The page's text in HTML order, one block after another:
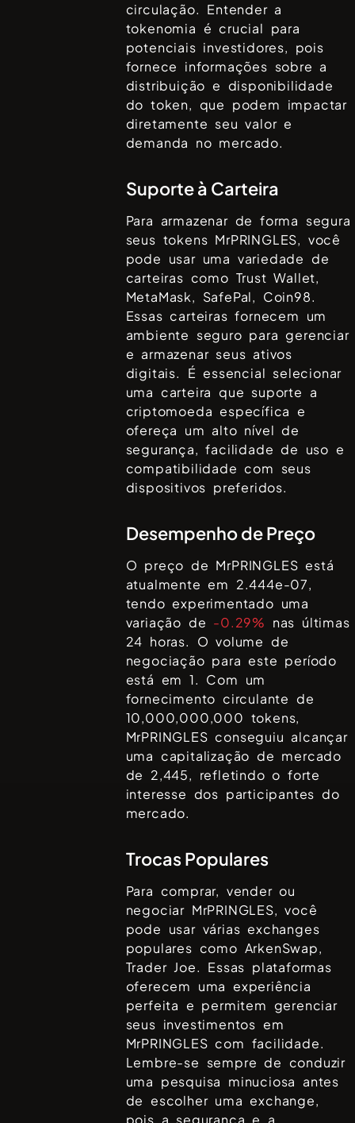
circulação. Entender a
tokenomia é crucial para
potenciais investidores, pois
fornece informações sobre a
distribuição e disponibilidade
do token, que podem impactar
diretamente seu valor e
demanda no mercado.
Suporte à Carteira
Para armazenar de forma segura
seus tokens MrPRINGLES, você
pode usar uma variedade de
carteiras como Trust Wallet,
MetaMask, SafePal, Coin98.
Essas carteiras fornecem um
ambiente seguro para gerenciar
e armazenar seus ativos
digitais. É essencial selecionar
uma carteira que suporte a
criptomoeda específica e
ofereça um alto nível de
segurança, facilidade de uso e
compatibilidade com seus
dispositivos preferidos.
Desempenho de Preço
O preço de MrPRINGLES está
atualmente em 2.444e-07,
tendo experimentado uma
variação de -0.29% nas últimas
24 horas. O volume de
negociação para este período
está em1. Com um
fornecimento circulante de
10,000,000,000 tokens,
MrPRINGLES conseguiu alcançar
uma capitalização de mercado
de 2,445, refletindo o forte
interesse dos participantes do
mercado.
Trocas Populares
Para comprar, vender ou
negociar MrPRINGLES, você
pode usar várias exchanges
populares como ArkenSwap,
Trader Joe. Essas plataformas
oferecem uma experiência
perfeita e permitem gerenciar
seus investimentos em
MrPRINGLES com facilidade.
Lembre-se sempre de conduzir
uma pesquisa minuciosa antes
de escolher uma exchange,